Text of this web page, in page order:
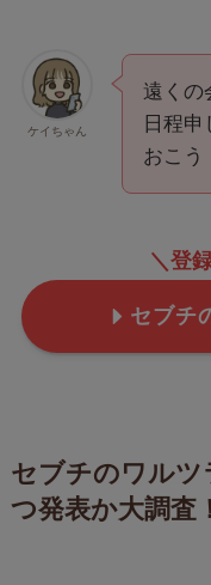
ケイちゃん
遠くの
日程
おこう
＼登
セブチ
セブチのワルツ
つ発表か大調査！